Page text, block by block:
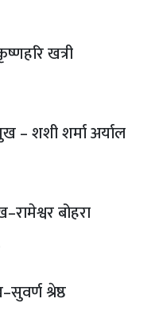
खत्री
– शशी शर्मा अर्याल
बोहरा
श्रेष्ठ